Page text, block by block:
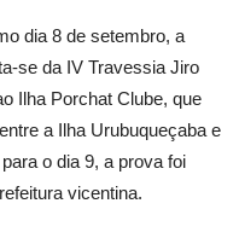
dia 8 de setembro, a
se da IV Travessia Jiro
Ilha Porchat Clube, que
a Ilha Urubuqueçaba e
o dia 9, a prova foi
vicentina.